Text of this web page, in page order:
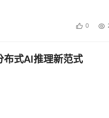
0
布式AI推理新范式